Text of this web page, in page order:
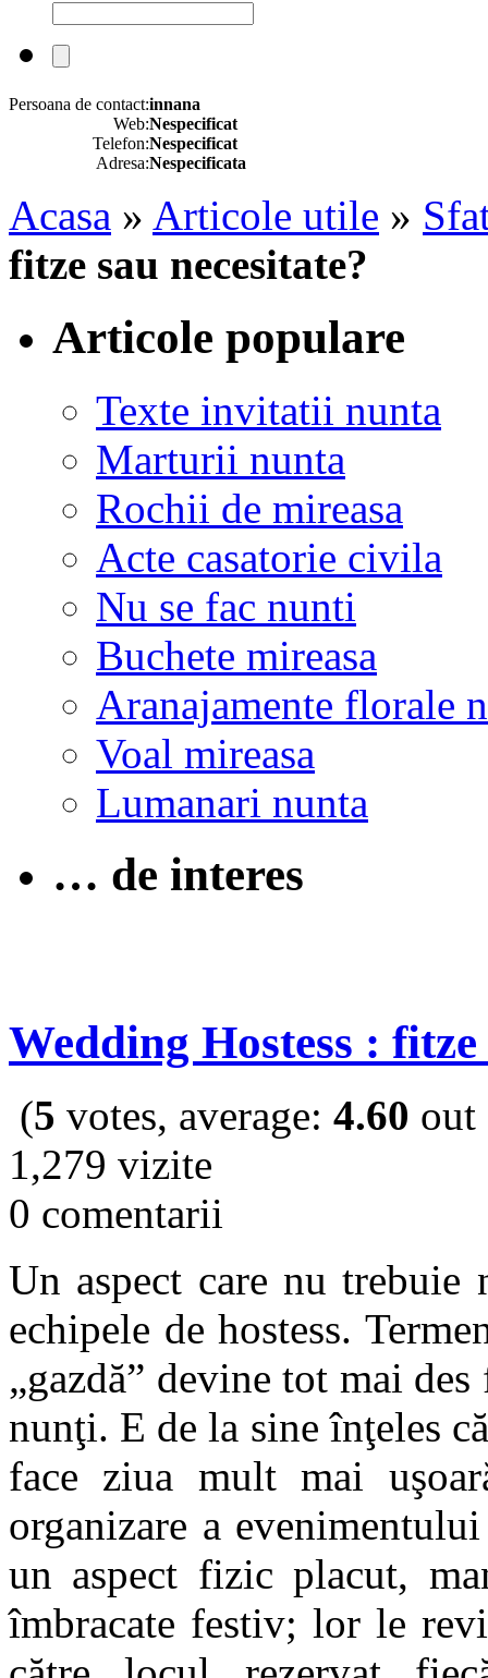
Persoana de contact:innana
Web:Nespecificat
Telefon:Nespecificat
Adresa:Nespecificata
Acasa » Articole utile »
fitze sau necesitate?
Articole populare
Texte invitatii nunta
Marturii nunta
Rochii de mireasa
Acte casatorie civila
Nu se fac nunti
Buchete mireasa
Aranajamente florale
Voal mireasa
Lumanari nunta
… de interes
Wedding Hostess : fitze
(5 votes, average: 4.60 out
1,279 vizite
0 comentarii
Un aspect care nu
echipele de hostess.
„gazdă” devine tot mai
nunţi. E de la sine înţeles
face ziua mult mai
organizare a
un aspect fizic placut,
îmbracate festiv; lor le